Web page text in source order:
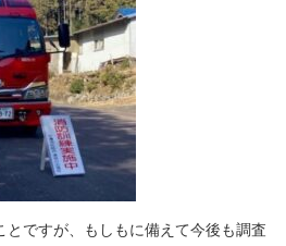
とですが、もしもに備えて今後も調査